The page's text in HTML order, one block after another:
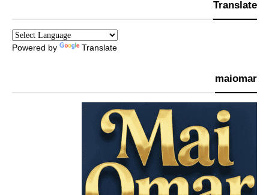
Translate
Powered by Translate
maiomar